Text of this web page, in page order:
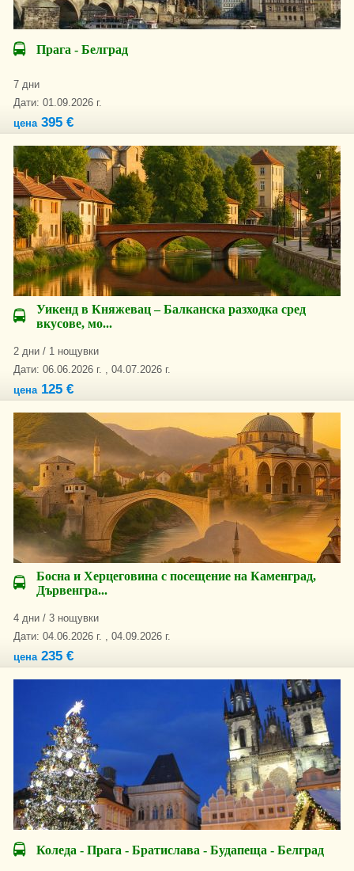
Прага - Белград
7 дни
Дати: 01.09.2026 г.
цена395 €
Уикенд в Княжевац – Балканска разходка сред
вкусове, мо...
2 дни / 1 нощувки
Дати: 06.06.2026 г. , 04.07.2026 г.
цена125 €
Босна и Херцеговина с посещение на Каменград,
Дървенгра...
4 дни / 3 нощувки
Дати: 04.06.2026 г. , 04.09.2026 г.
цена235 €
Коледа - Прага - Братислава - Будапеща - Белград